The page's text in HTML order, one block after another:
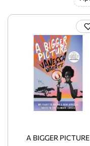
A BIGGER PICTURE